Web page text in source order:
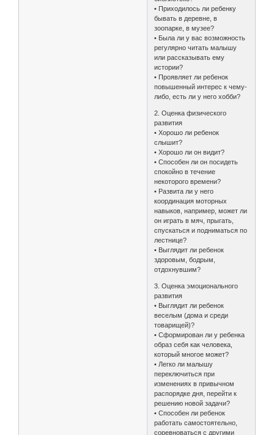
• Приходилось ли ребенку
бывать в деревне, в
зоопарке, в музее?
• Была ли у вас возможность
регулярно читать малышу
или рассказывать ему
истории?
• Проявляет ли ребенок
повышенный интерес к чему-
либо, есть ли у него хобби?
2. Оценка физического
развития
• Хорошо ли ребенок
слышит?
• Хорошо ли он видит?
• Способен ли он посидеть
спокойно в течение
некоторого времени?
• Развита ли у него
координация моторных
навыков, например, может ли
он играть в мяч, прыгать,
спускаться и подниматься по
лестнице?
• Выглядит ли ребенок
здоровым, бодрым,
отдохнувшим?
3. Оценка эмоционального
развития
• Выглядит ли ребенок
веселым (дома и среди
товарищей)?
• Сформирован ли у ребенка
образ себя как человека,
который многое может?
• Легко ли малышу
переключиться при
изменениях в привычном
распорядке дня, перейти к
решению новой задачи?
• Способен ли ребенок
работать самостоятельно,
соревноваться с другими